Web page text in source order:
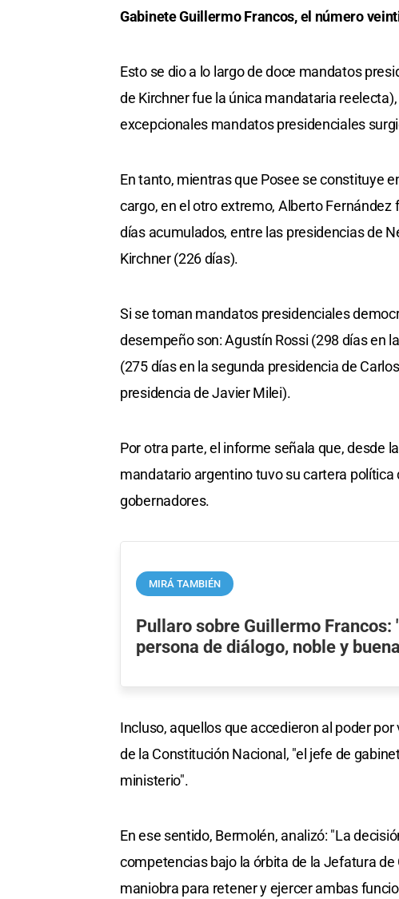
Gabinete Guillermo Francos, el número
Esto se dio a lo largo de doce mandatos
de Kirchner fue la única mandataria
excepcionales mandatos presidenciales
En tanto, mientras que Posee se constituye
cargo, en el otro extremo, Alberto
días acumulados, entre las presidencias de
Kirchner (226 días).
Si se toman mandatos presidenciales
desempeño son: Agustín Rossi (298 días en
(275 días en la segunda presidencia de
presidencia de Javier Milei).
Por otra parte, el informe señala que, desde
mandatario argentino tuvo su cartera
gobernadores.
MIRÁ TAMBIÉN
Pullaro sobre Guillermo Francos:
persona de diálogo, noble y
Incluso, aquellos que accedieron al poder
de la Constitución Nacional, "el jefe de
ministerio".
En ese sentido, Bermolén, analizó: "La
competencias bajo la órbita de la Jefatura
maniobra para retener y ejercer ambas